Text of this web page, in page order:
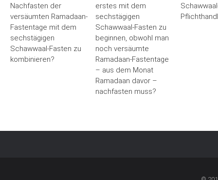
Nachfasten der
versäumten Ramadaan-
Fastentage mit dem
sechstägigen
Schawwaal-Fasten zu
kombinieren?
erstes mit dem
sechstägigen
Schawwaal-Fasten zu
beginnen, obwohl man
noch versäumte
Ramadaan-Fastentage
– aus dem Monat
Ramadaan davor –
nachfasten muss?